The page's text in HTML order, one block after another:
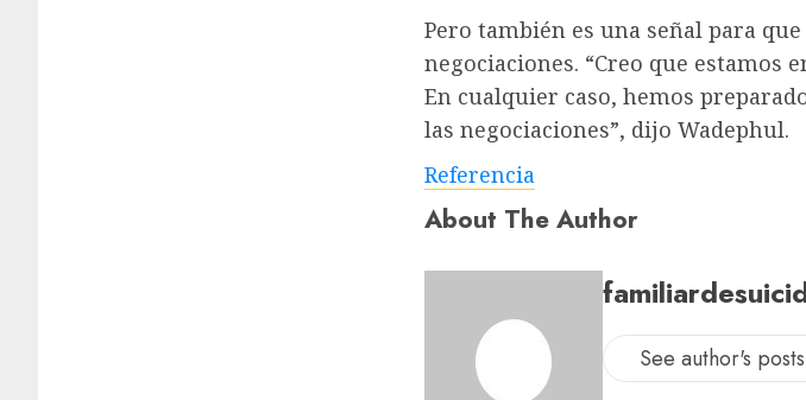
Pero también es una señal para
negociaciones. “Creo que estamos
En cualquier caso, hemos
las negociaciones”, dijo Wadephul.
Referencia
About The Author
See author's posts